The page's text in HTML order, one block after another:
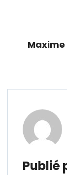
Publié